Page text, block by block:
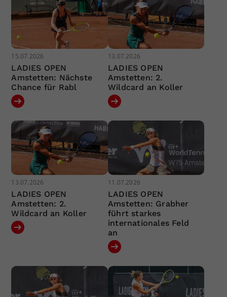
15.07.2026
LADIES OPEN
Amstetten: Nächste
Chance für Rabl
13.07.2026
LADIES OPEN
Amstetten: 2.
Wildcard an Koller
13.07.2026
LADIES OPEN
Amstetten: 2.
Wildcard an Koller
11.07.2026
LADIES OPEN
Amstetten: Grabher
führt starkes
internationales Feld
an